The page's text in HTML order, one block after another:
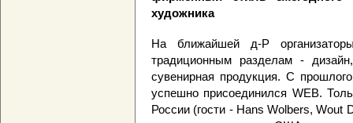
художника
На ближайшей д-Р
традиционным разделам -
сувенирная продукция. С
успешно присоединился WEB.
России (гости - Hans Wolbers, Wout